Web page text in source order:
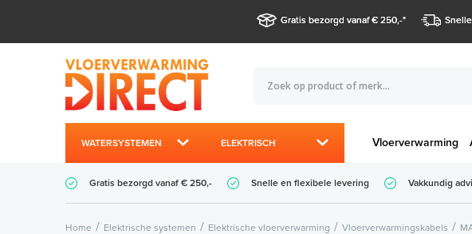
Gratis bezorgd vanaf € 250,-*
WATERSYSTEMEN ELEKTRISCH Vloerverwarming
Gratis bezorgd vanaf € 250,- Snelle en flexibele levering Vakkundig
Home Elektrische systemen Elektrische vloerverwarming Vloerverwarmingskabels